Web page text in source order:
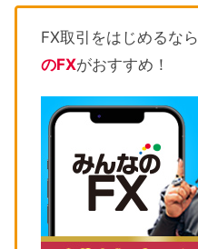
FX取引をはじめるなら
のFXがおすすめ！